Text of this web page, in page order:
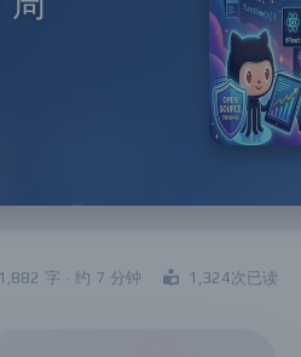
1,882 字 · 约 7 分钟 1,324次已读